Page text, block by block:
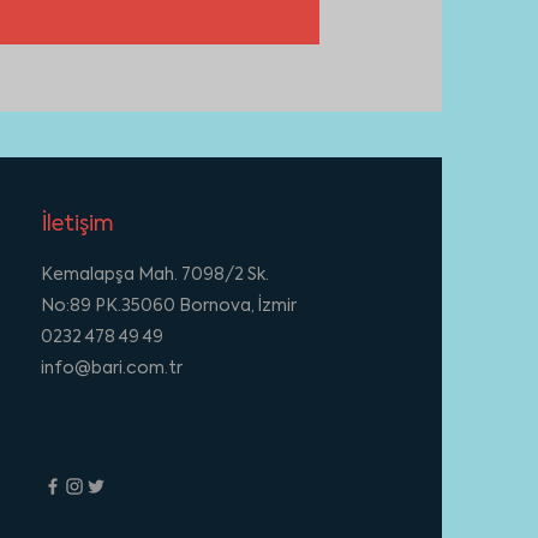
İletişim
Kemalapşa Mah. 7098/2 Sk.
No:89 PK.35060 Bornova, İzmir
0232 478 49 49
info@bari.com.tr